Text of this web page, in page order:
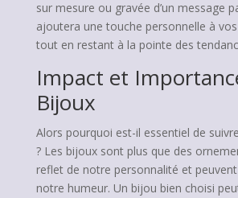
sur mesure ou gravée d’un message
ajoutera une touche personnelle à
tout en restant à la pointe des
Impact et
Bijoux
Alors pourquoi est-il essentiel de
? Les bijoux sont plus que des
reflet de notre personnalité et
notre humeur. Un bijou bien choisi